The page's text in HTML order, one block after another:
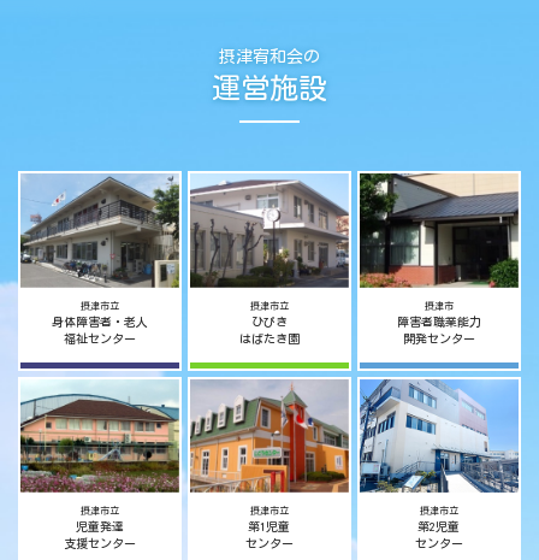
摂津宥和会の
運営施設
摂津市立
身体障害者・老人
福祉センター
摂津市立
ひびき
はばたき園
摂津市
障害者職業能力
開発センター
摂津市立
児童発達
支援センター
摂津市立
第1児童
センター
摂津市立
第2児童
センター